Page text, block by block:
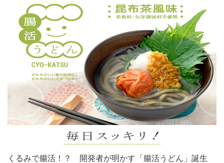
くるみで腸活！？ 開発者が明かす「腸活うどん」誕生